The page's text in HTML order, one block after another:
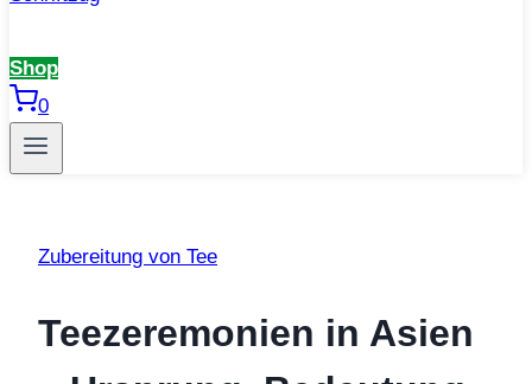
Shop
0
Zubereitung von Tee
Teezeremonien in Asien